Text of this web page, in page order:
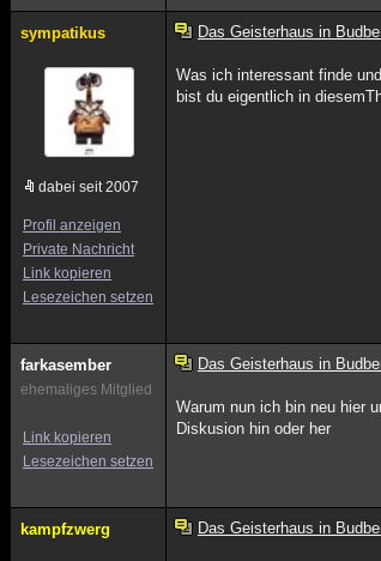
sympatikus
dabei seit 2007
Profil anzeigen
Private Nachricht
Link kopieren
Lesezeichen setzen
Das Geisterhaus in
Was ich interessant finde
bist du eigentlich in
farkasember
ehemaliges Mitglied
Link kopieren
Lesezeichen setzen
Das Geisterhaus in
Warum nun ich bin neu hier
Diskusion hin oder her
kampfzwerg Das Geisterhaus in